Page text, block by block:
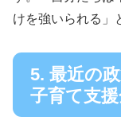
けを強いられる」
5. 最近の
子育て支援